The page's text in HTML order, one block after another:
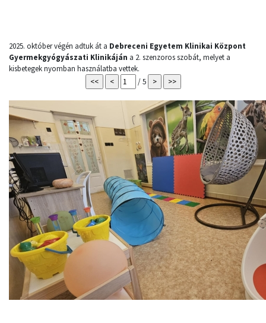
2025. október végén adtuk át a Debreceni Egyetem Klinikai Központ
Gyermekgyógyászati Klinikáján a 2. szenzoros szobát, melyet a
kisbetegek nyomban használatba vettek.
/ 5